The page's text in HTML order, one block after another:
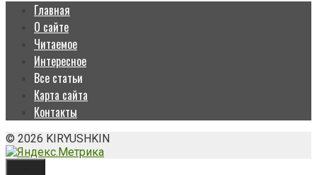
Главная
О сайте
Читаемое
Интересное
Все статьи
Карта сайта
Контакты
© 2026 KIRYUSHKIN